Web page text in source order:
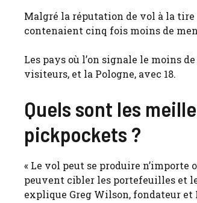
Malgré la réputation de vol à la tire
contenaient cinq fois moins de
Les pays où l’on signale le moins
visiteurs, et la Pologne, avec 18.
Quels sont les
pickpockets ?
« Le vol peut se produire
peuvent cibler les portefeuilles et
explique Greg Wilson, fondateur et